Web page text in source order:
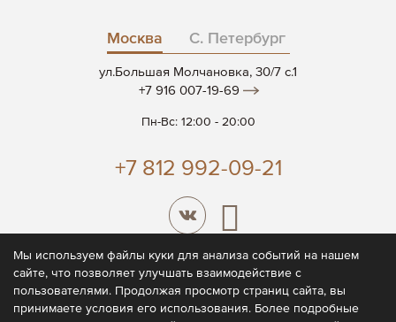
Москва С. Петербург
ул.Большая Молчановка, 30/7 c.1
+7 916 007-19-69
Пн-Вс: 12:00 - 20:00
+7 812 992-09-21
Политика конфиденциальности
Мы используем файлы куки для анализа событий на нашем
сайте, что позволяет улучшать взаимодействие с
пользователями. Продолжая просмотр страниц сайта, вы
принимаете условия его использования. Более подробные